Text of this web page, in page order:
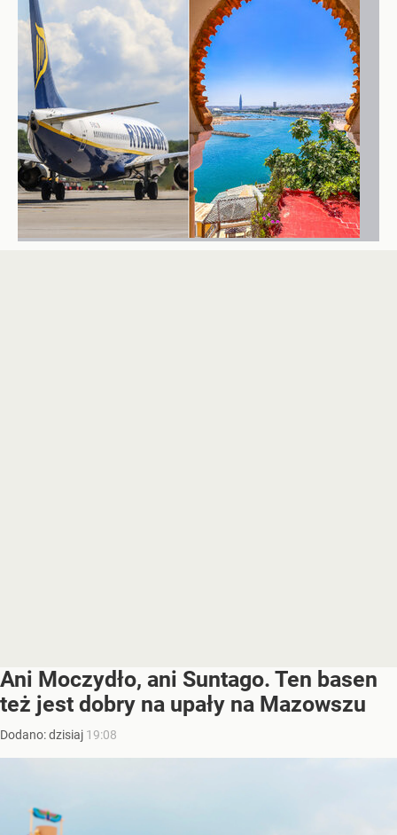
Ani Moczydło, ani Suntago. Ten basen
też jest dobry na upały na Mazowszu
Dodano:dzisiaj 19:08